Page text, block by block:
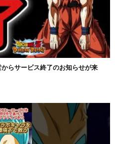
らサービス終了のお知らせが来